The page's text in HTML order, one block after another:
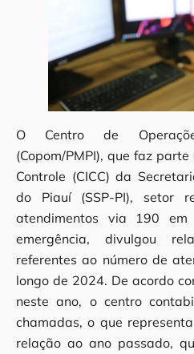
O Centro de
(Copom/PMPI), que faz
Controle (CICC) da
do Piauí (SSP-PI), setor
atendimentos via 190
emergência, divulgou
referentes ao número de
longo de 2024. De acordo
neste ano, o centro
chamadas, o que
relação ao ano passado,